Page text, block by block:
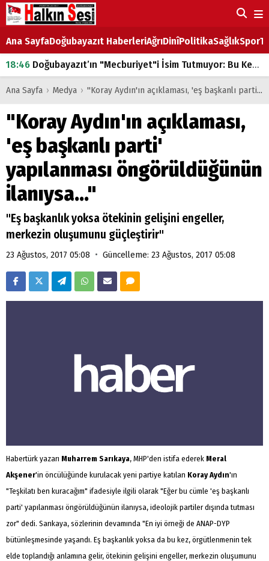
Ana SayfaDoğubayazıt HaberleriAğrıDinîPolitikaSağlıkSpor
18:46 Doğubayazıt’ın "Mecburiyet"i İsim Tutmuyor: Bu Kez de Mem u Zîn Oldu!
07:53Doğubayazıt’ta Ekmek Fiyatlarına Zam
Doğubayazıt'ta çocukların sırtındaki ağır yük
DEVLET ve HÜKÜMET
18:29ÇARŞI CADDESİ YAZ BOZ TAHTASI
Ana Sayfa › Medya › "Koray Aydın'ın açıklaması, 'eş başkanlı parti' yapılanması öngörüldüğünün ilanıysa..."
"Koray Aydın'ın açıklaması,
'eş başkanlı parti'
yapılanması öngörüldüğünün
ilanıysa..."
"Eş başkanlık yoksa ötekinin gelişini engeller,
merkezin oluşumunu güçleştirir"
23 Ağustos, 2017 05:08 • Güncelleme: 23 Ağustos, 2017 05:08
Habertürk yazarı Muharrem Sarıkaya, MHP'den istifa ederek Meral
Akşener'in öncülüğünde kurulacak yeni partiye katılan Koray Aydın'ın
"Teşkilatı ben kuracağım" ifadesiyle ilgili olarak "Eğer bu cümle 'eş başkanlı
parti' yapılanması öngörüldüğünün ilanıysa, ideolojik partiler dışında tutması
zor" dedi. Sarıkaya, sözlerinin devamında "En iyi örneği de ANAP-DYP
bütünleşmesinde yaşandı. Eş başkanlık yoksa da bu kez, örgütlenmenin tek
elde toplandığı anlamına gelir, ötekinin gelişini engeller, merkezin oluşumunu